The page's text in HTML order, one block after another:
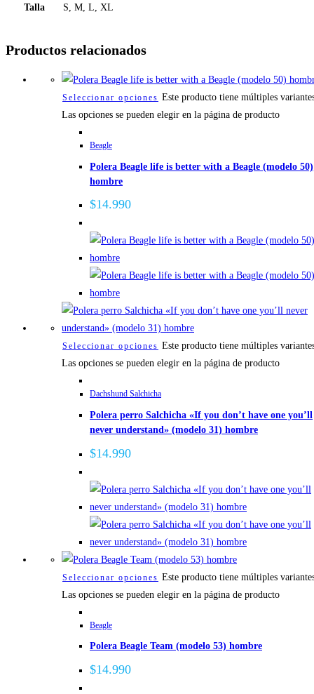
Talla S, M, L, XL
Productos relacionados
Seleccionar opciones Este producto tiene múltiples
Las opciones se pueden elegir en la página de producto
Beagle
Polera Beagle life is better with a Beagle (modelo 50)
hombre
$14.990
Seleccionar opciones Este producto tiene múltiples
Las opciones se pueden elegir en la página de producto
Dachshund Salchicha
Polera perro Salchicha «If you don’t have one you’ll
never understand» (modelo 31) hombre
$14.990
Seleccionar opciones Este producto tiene múltiples
Las opciones se pueden elegir en la página de producto
Beagle
Polera Beagle Team (modelo 53) hombre
$14.990